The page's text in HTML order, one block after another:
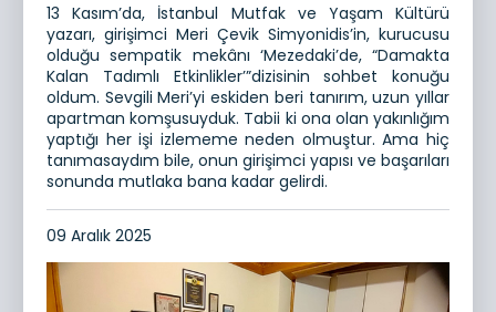
13 Kasım’da, İstanbul Mutfak ve Yaşam Kültürü
yazarı, girişimci Meri Çevik Simyonidis’in, kurucusu
olduğu sempatik mekânı ‘Mezedaki’de, “Damakta
Kalan Tadımlı Etkinlikler’”dizisinin sohbet konuğu
oldum. Sevgili Meri’yi eskiden beri tanırım, uzun yıllar
apartman komşusuyduk. Tabii ki ona olan yakınlığım
yaptığı her işi izlememe neden olmuştur. Ama hiç
tanımasaydım bile, onun girişimci yapısı ve başarıları
sonunda mutlaka bana kadar gelirdi.
09 Aralık 2025